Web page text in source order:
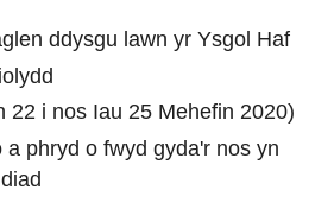
ddysgu lawn yr Ysgol Haf
22 i nos Iau 25 Mehefin 2020)
a phryd o fwyd gyda'r nos yn